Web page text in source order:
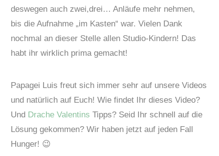
deswegen auch zwei,drei… Anläufe mehr nehmen,
bis die Aufnahme „im Kasten“ war. Vielen Dank
nochmal an dieser Stelle allen Studio-Kindern! Das
habt ihr wirklich prima gemacht!
Papagei Luis freut sich immer sehr auf unsere Videos
und natürlich auf Euch! Wie findet Ihr dieses Video?
Und Drache Valentins Tipps? Seid Ihr schnell auf die
Lösung gekommen? Wir haben jetzt auf jeden Fall
Hunger! 😉